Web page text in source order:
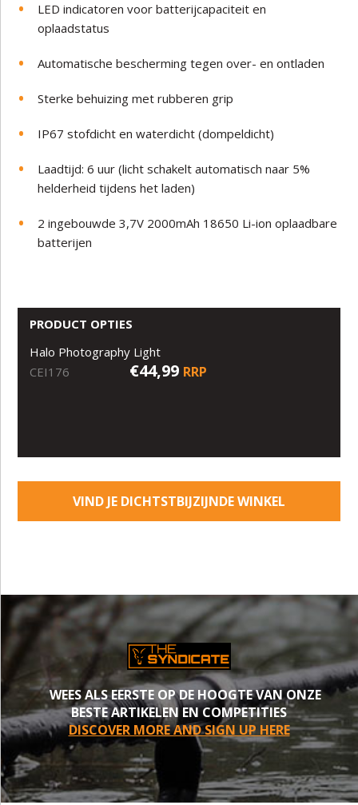
LED indicatoren voor batterijcapaciteit en
oplaadstatus
Automatische bescherming tegen over- en ontladen
Sterke behuizing met rubberen grip
IP67 stofdicht en waterdicht (dompeldicht)
Laadtijd: 6 uur (licht schakelt automatisch naar 5%
helderheid tijdens het laden)
2 ingebouwde 3,7V 2000mAh 18650 Li-ion oplaadbare
batterijen
PRODUCT OPTIES
Halo Photography Light
CEI176
€44,99 RRP
VIND JE DICHTSTBIJZIJNDE WINKEL
WEES ALS EERSTE OP DE HOOGTE VAN ONZE
BESTE ARTIKELEN EN COMPETITIES
DISCOVER MORE AND SIGN UP HERE